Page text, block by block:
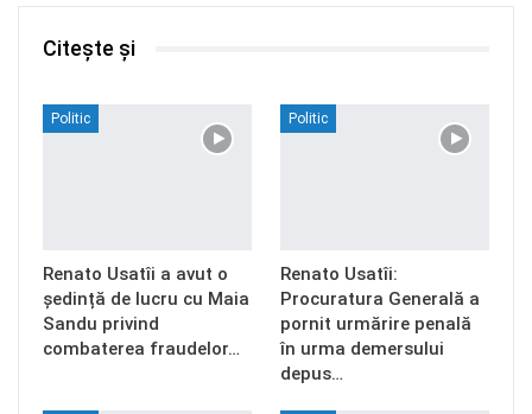
Citește și
Politic
Renato Usatîi a avut o
ședință de lucru cu Maia
Sandu privind
combaterea fraudelor…
Politic
Renato Usatîi:
Procuratura Generală a
pornit urmărire penală
în urma demersului
depus…